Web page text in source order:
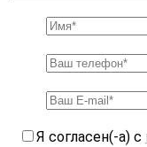
Я согласен(-а) с